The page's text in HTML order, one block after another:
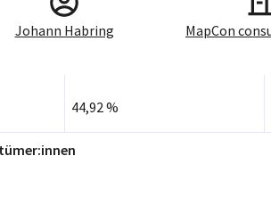
Johann Habring
44,92 %